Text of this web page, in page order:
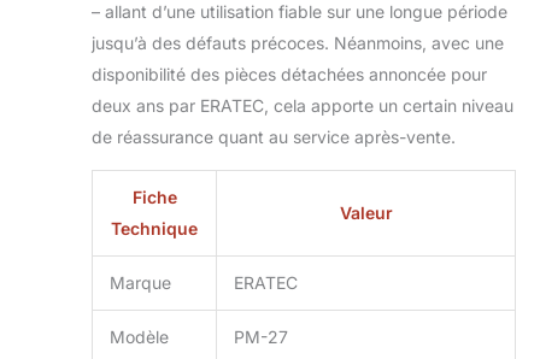
– allant d’une utilisation fiable sur une longue période
jusqu’à des défauts précoces. Néanmoins, avec une
disponibilité des pièces détachées annoncée pour
deux ans par ERATEC, cela apporte un certain niveau
de réassurance quant au service après-vente.
Fiche
Technique
Valeur
Marque ERATEC
Modèle PM-27